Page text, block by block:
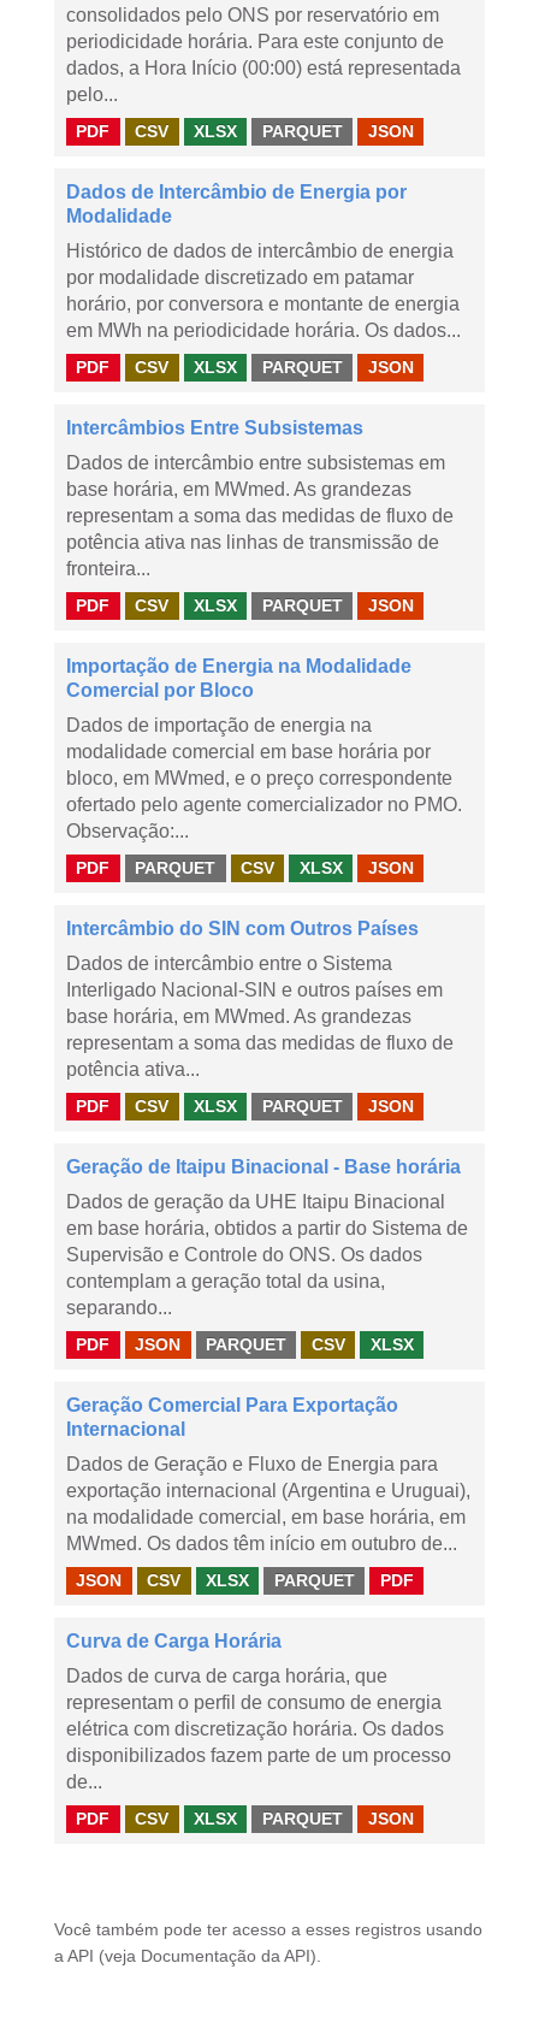
consolidados pelo ONS por reservatório em
periodicidade horária. Para este conjunto de
dados, a Hora Início (00:00) está representada
pelo...
PDF CSV XLSX PARQUET JSON
Dados de Intercâmbio de Energia por
Modalidade
Histórico de dados de intercâmbio de energia
por modalidade discretizado em patamar
horário, por conversora e montante de energia
em MWh na periodicidade horária. Os dados...
PDF CSV XLSX PARQUET JSON
Intercâmbios Entre Subsistemas
Dados de intercâmbio entre subsistemas em
base horária, em MWmed. As grandezas
representam a soma das medidas de fluxo de
potência ativa nas linhas de transmissão de
fronteira...
PDF CSV XLSX PARQUET JSON
Importação de Energia na Modalidade
Comercial por Bloco
Dados de importação de energia na
modalidade comercial em base horária por
bloco, em MWmed, e o preço correspondente
ofertado pelo agente comercializador no PMO.
Observação:...
PDF PARQUET CSV XLSX JSON
Intercâmbio do SIN com Outros Países
Dados de intercâmbio entre o Sistema
Interligado Nacional-SIN e outros países em
base horária, em MWmed. As grandezas
representam a soma das medidas de fluxo de
potência ativa...
PDF CSV XLSX PARQUET JSON
Geração de Itaipu Binacional - Base horária
Dados de geração da UHE Itaipu Binacional
em base horária, obtidos a partir do Sistema de
Supervisão e Controle do ONS. Os dados
contemplam a geração total da usina,
separando...
PDF JSON PARQUET CSV XLSX
Geração Comercial Para Exportação
Internacional
Dados de Geração e Fluxo de Energia para
exportação internacional (Argentina e Uruguai),
na modalidade comercial, em base horária, em
MWmed. Os dados têm início em outubro de...
JSON CSV XLSX PARQUET PDF
Curva de Carga Horária
Dados de curva de carga horária, que
representam o perfil de consumo de energia
elétrica com discretização horária. Os dados
disponibilizados fazem parte de um processo
de...
PDF CSV XLSX PARQUET JSON
Você também pode ter acesso a esses registros usando
a API (veja Documentação da API ).